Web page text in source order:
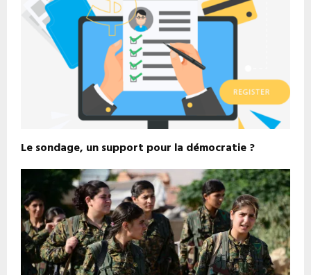
Le sondage, un support pour la démocratie ?